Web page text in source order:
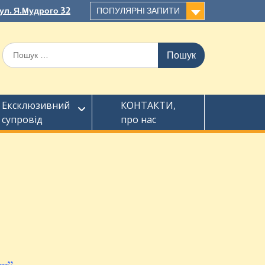
Я.Мудрого 32 ПОПУЛЯРНІ ЗАПИТИ
Ексклюзивний
супровід
КОНТАКТИ,
про нас